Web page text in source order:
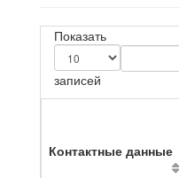
Показать
записей
Контактные данные